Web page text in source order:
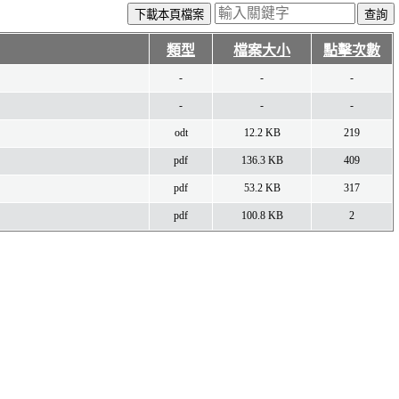
下載本頁檔案
類型 檔案大小 點擊次數
- - -
- - -
odt 12.2 KB 219
pdf 136.3 KB 409
pdf 53.2 KB 317
pdf 100.8 KB 2